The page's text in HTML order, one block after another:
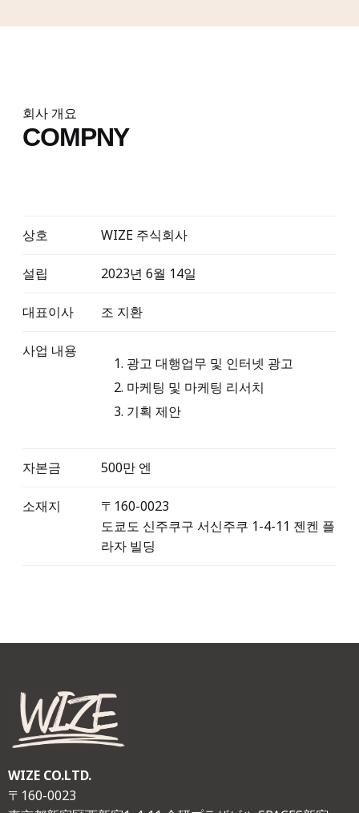
회사 개요
COMPNY
상호 WIZE 주식회사
설립 2023년 6월 14일
대표이사 조 지환
사업 내용
광고 대행업무 및 인터넷 광고
마케팅 및 마케팅 리서치
기획 제안
자본금 500만 엔
소재지
〒160-0023
도쿄도 신주쿠구 서신주쿠 1-4-11 젠켄 플
라자 빌딩
WIZE CO.LTD.
〒160-0023